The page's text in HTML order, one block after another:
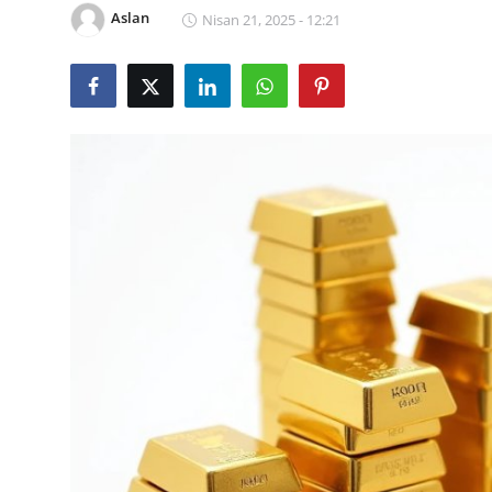
YARIM ALTIN
TAM ALTIN
Aslan Nisan 21, 2025 - 12:21